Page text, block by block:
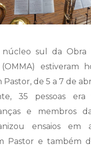
sul da Obra
estiveram
Pastor, de 5 a 7 de
35 pessoas
e membros
ensaios em
Pastor e também